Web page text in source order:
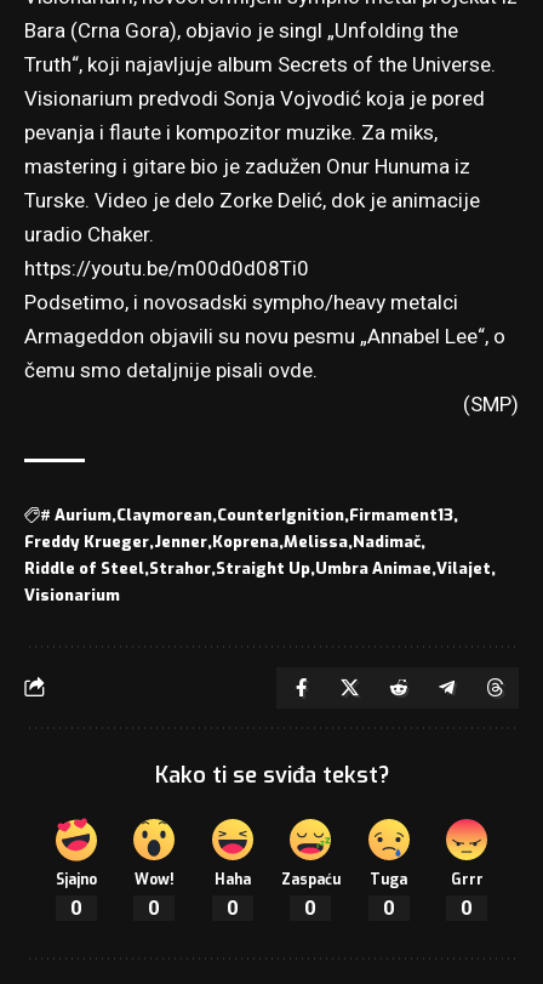
Bara (Crna Gora), objavio je singl „Unfolding the
Truth“, koji najavljuje album Secrets of the Universe.
Visionarium predvodi Sonja Vojvodić koja je pored
pevanja i flaute i kompozitor muzike. Za miks,
mastering i gitare bio je zadužen Onur Hunuma iz
Turske. Video je delo Zorke Delić, dok je animacije
uradio Chaker.
https://youtu.be/m00d0d08Ti0
Podsetimo, i novosadski sympho/heavy metalci
Armageddon objavili su novu pesmu „Annabel Lee“, o
čemu smo detaljnije pisali ovde.
(SMP)
# Aurium Claymorean CounterIgnition Firmament13
Freddy Krueger Jenner Koprena Melissa Nadimač
Riddle of Steel Strahor Straight Up Umbra Animae Vilajet
Visionarium
Kako ti se sviđa tekst?
Sjajno
0
Wow!
0
Haha
0
Zaspaću
0
Tuga
0
Grrr
0